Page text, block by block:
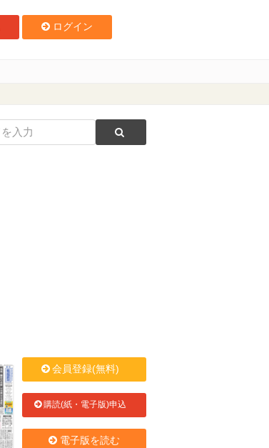
ログイン
会員登録(無料)
購読(紙・電子版)申込
電子版を読む